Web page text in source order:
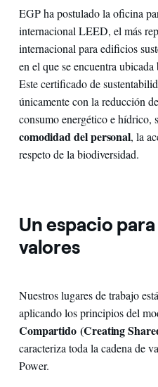
EGP ha postulado la oficina
internacional LEED, el más
internacional para edificios
en el que se encuentra
Este certificado de
únicamente con la reducción
consumo energético e hídrico,
comodidad del personal, la
respeto de la biodiversidad.
Un espacio
valores
Nuestros lugares de trabajo
aplicando los principios del
Compartido (Creating
caracteriza toda la cadena de
Power.